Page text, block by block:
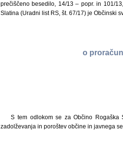
prečiščeno besedilo, 14/13 – popr. in 101/
Slatina (Uradni list RS, št. 67/17) je Občinski
o
S tem odlokom se za Občino Rogaška
zadolževanja in poroštev občine in javnega